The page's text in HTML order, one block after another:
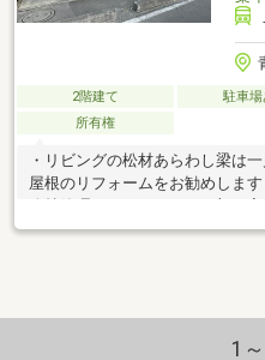
2階建て 駐車場
所有権
・リビングの松材あらわし梁は
屋根のリフォームをお勧めしま
維持管理がされてます・一部、
す・駐車場増設のご相談もお気
1